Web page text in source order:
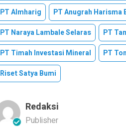
PT Almharig
PT Anugrah Harisma
PT Naraya Lambale Selaras
PT
PT Timah Investasi Mineral
PT
Riset Satya Bumi
Redaksi
Publisher